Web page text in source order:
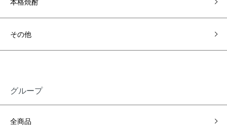
その他
グループ
全商品